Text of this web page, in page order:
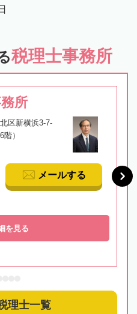
税理士事務所
所
区新横浜3-7-
）
メールする
を見る
理士一覧